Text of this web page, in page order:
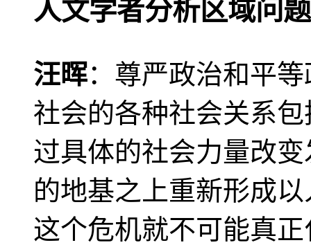
人文学者分析区域问题
汪晖：尊严政治和平
社会的各种社会关系
过具体的社会力量改
的地基之上重新形成
这个危机就不可能真